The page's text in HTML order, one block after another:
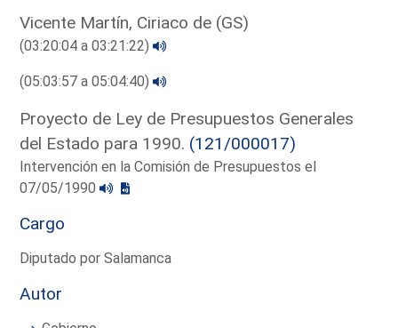
Vicente Martín, Ciriaco de (GS)
(03:20:04 a 03:21:22)
(05:03:57 a 05:04:40)
Proyecto de Ley de Presupuestos Generales
del Estado para 1990. (121/000017)
Intervención en la Comisión de Presupuestos el
07/05/1990
Cargo
Diputado por Salamanca
Autor